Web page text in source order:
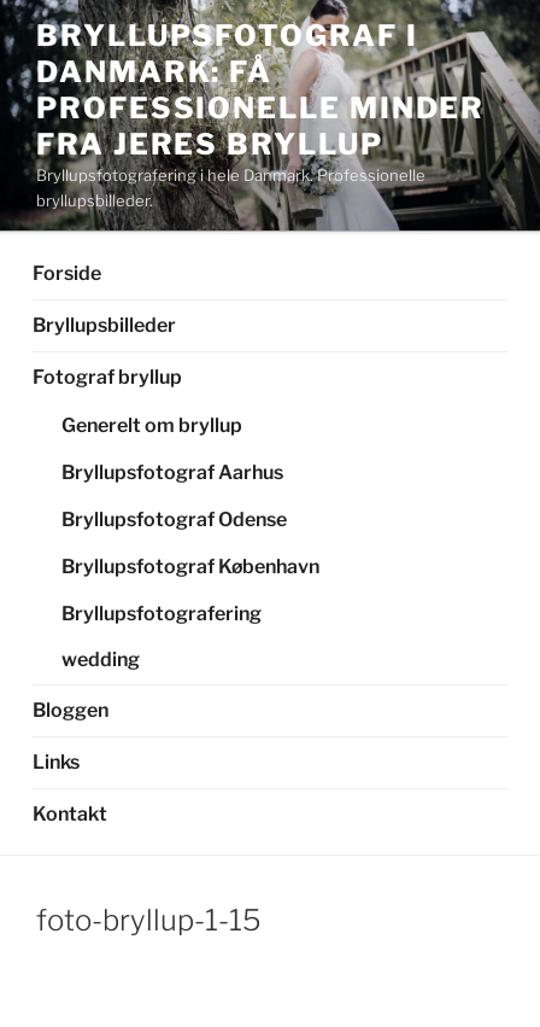
Videre
til
indhold
BRYLLUPSFOTOGRAF I
DANMARK: FÅ
PROFESSIONELLE MINDER
FRA JERES BRYLLUP
Bryllupsfotografering i hele Danmark. Professionelle
bryllupsbilleder.
Forside
Bryllupsbilleder
Fotograf bryllup
Generelt om bryllup
Bryllupsfotograf Aarhus
Bryllupsfotograf Odense
Bryllupsfotograf København
Bryllupsfotografering
wedding
Bloggen
Links
Kontakt
foto-bryllup-1-15